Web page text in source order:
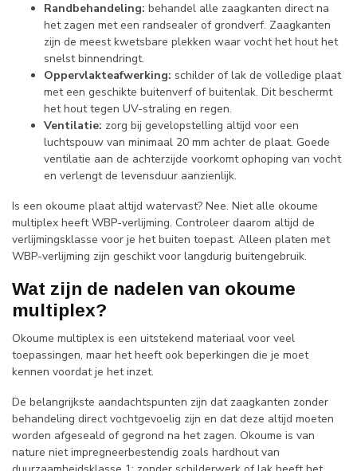
Randbehandeling: behandel alle zaagkanten direct na
het zagen met een randsealer of grondverf. Zaagkanten
zijn de meest kwetsbare plekken waar vocht het hout het
snelst binnendringt.
Oppervlakteafwerking: schilder of lak de volledige plaat
met een geschikte buitenverf of buitenlak. Dit beschermt
het hout tegen UV-straling en regen.
Ventilatie: zorg bij gevelopstelling altijd voor een
luchtspouw van minimaal 20 mm achter de plaat. Goede
ventilatie aan de achterzijde voorkomt ophoping van vocht
en verlengt de levensduur aanzienlijk.
Is een okoume plaat altijd watervast? Nee. Niet alle okoume
multiplex heeft WBP-verlijming. Controleer daarom altijd de
verlijmingsklasse voor je het buiten toepast. Alleen platen met
WBP-verlijming zijn geschikt voor langdurig buitengebruik.
Wat zijn de nadelen van okoume
multiplex?
Okoume multiplex is een uitstekend materiaal voor veel
toepassingen, maar het heeft ook beperkingen die je moet
kennen voordat je het inzet.
De belangrijkste aandachtspunten zijn dat zaagkanten zonder
behandeling direct vochtgevoelig zijn en dat deze altijd moeten
worden afgeseald of gegrond na het zagen. Okoume is van
nature niet impregneerbestendig zoals hardhout van